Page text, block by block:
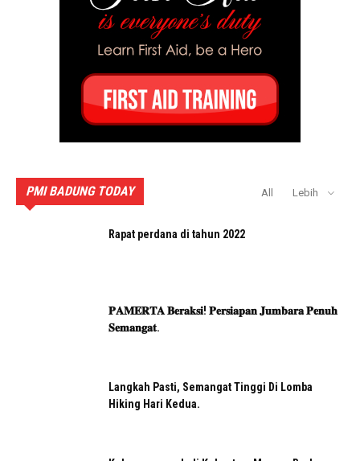
PMI BADUNG TODAY All Lebih
Rapat perdana di tahun 2022
𝐏𝐀𝐌𝐄𝐑𝐓𝐀 𝐁𝐞𝐫𝐚𝐤𝐬𝐢! 𝐏𝐞𝐫𝐬𝐢𝐚𝐩𝐚𝐧 𝐉𝐮𝐦𝐛𝐚𝐫𝐚 𝐏𝐞𝐧𝐮𝐡
𝐒𝐞𝐦𝐚𝐧𝐠𝐚𝐭.
Langkah Pasti, Semangat Tinggi Di Lomba
Hiking Hari Kedua.